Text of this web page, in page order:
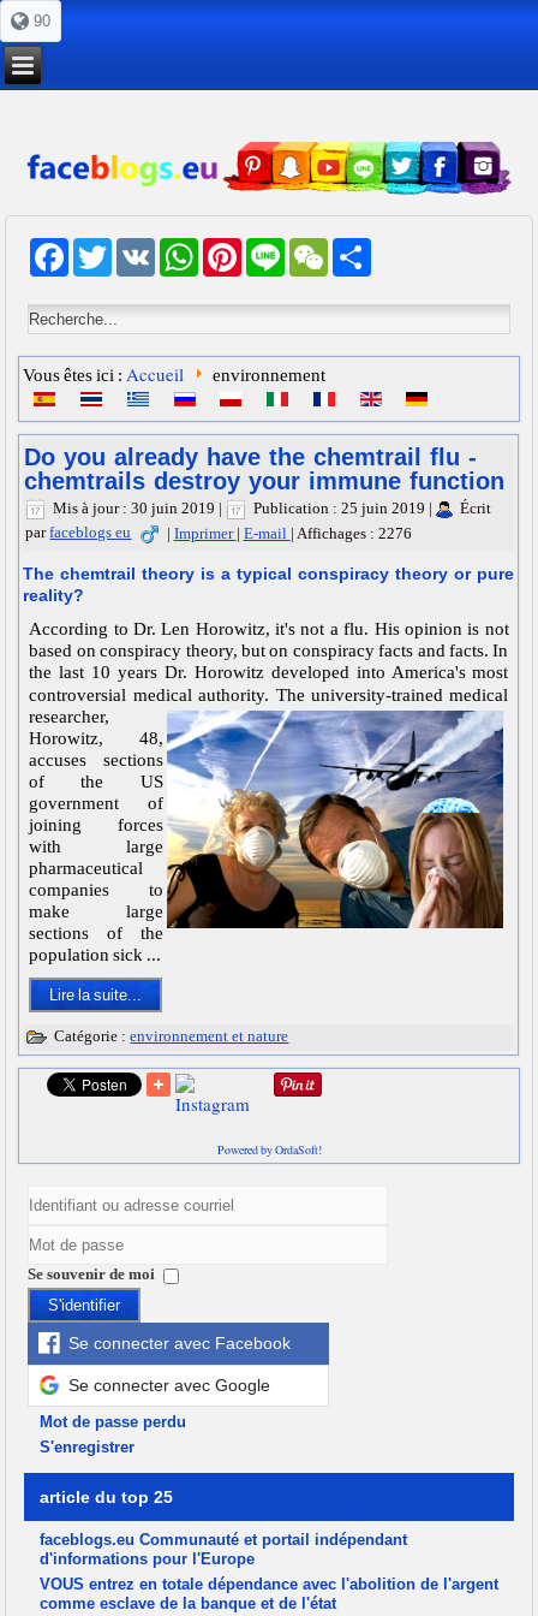
90
FacebookTwitterVK WhatsAppPinterest
Line WeChat
Vous êtes ici :Accueil environnement
Do you already have the chemtrail flu -
chemtrails destroy your immune function
Mis à jour : 30 juin 2019 | Publication : 25 juin 2019 |
Écrit
parfaceblogs eu | Imprimer | E-mail | Affichages : 2276
The chemtrail theory is a typical conspiracy theory or pure
reality?
According to Dr. Len Horowitz, it's not a flu. His opinion is not
based on conspiracy theory, but on conspiracy facts and facts. In
the last 10 years Dr. Horowitz developed into America's most
controversial medical authority. The university-trained medical
researcher,
Horowitz, 48,
accuses sections
of the US
government of
joining forces
with large
pharmaceutical
companies to
make large
sections of the
population sick ...
Lire la suite...
Catégorie :environnement et nature
Powered by OrdaSoft!
Se souvenir de moi
S'identifier
Se connecter avec Facebook
Se connecter avec Google
Mot de passe perdu
S'enregistrer
article du top 25
faceblogs.eu Communauté et portail indépendant
d'informations pour l'Europe
VOUS entrez en totale dépendance avec l'abolition de l'argent
comme esclave de la banque et de l'état